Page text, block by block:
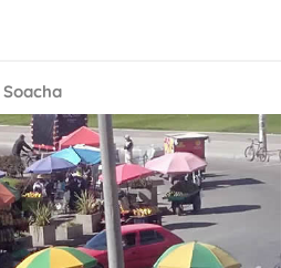
Soacha